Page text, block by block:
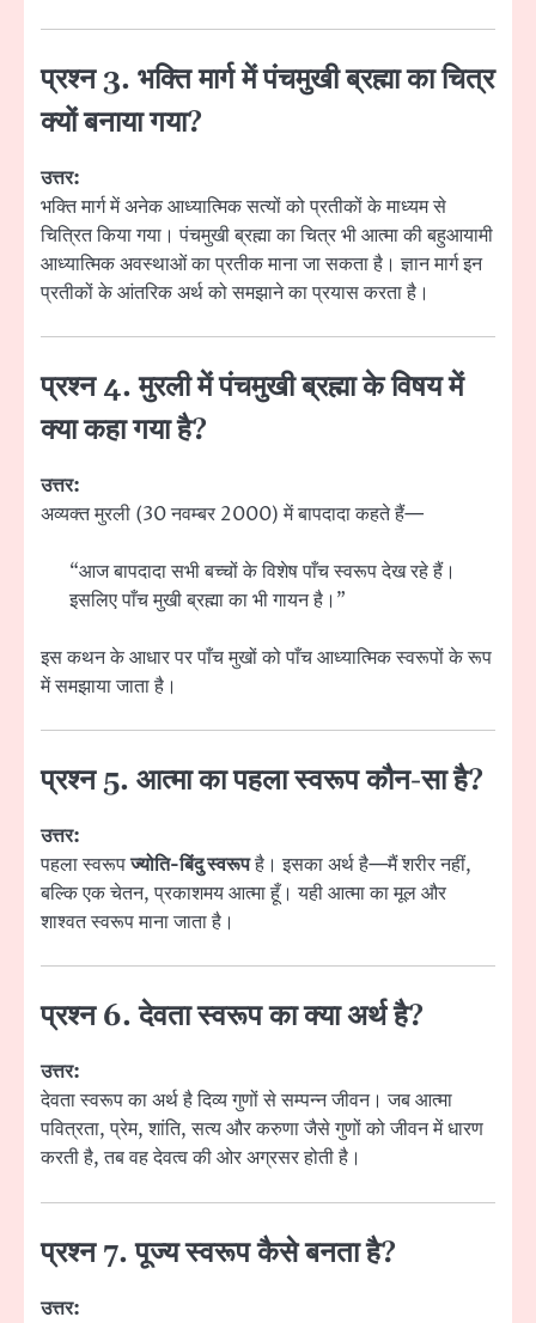
प्रश्न 3. भक्ति मार्ग में पंचमुखी ब्रह्मा का चित्र
क्यों बनाया गया?
उत्तर:
भक्ति मार्ग में अनेक आध्यात्मिक सत्यों को प्रतीकों के माध्यम से
चित्रित किया गया। पंचमुखी ब्रह्मा का चित्र भी आत्मा की बहुआयामी
आध्यात्मिक अवस्थाओं का प्रतीक माना जा सकता है। ज्ञान मार्ग इन
प्रतीकों के आंतरिक अर्थ को समझाने का प्रयास करता है।
प्रश्न 4. मुरली में पंचमुखी ब्रह्मा के विषय में
क्या कहा गया है?
उत्तर:
अव्यक्त मुरली (30 नवम्बर 2000) में बापदादा कहते हैं—
“आज बापदादा सभी बच्चों के विशेष पाँच स्वरूप देख रहे हैं।
इसलिए पाँच मुखी ब्रह्मा का भी गायन है।”
इस कथन के आधार पर पाँच मुखों को पाँच आध्यात्मिक स्वरूपों के रूप
में समझाया जाता है।
प्रश्न 5. आत्मा का पहला स्वरूप कौन-सा है?
उत्तर:
पहला स्वरूपज्योति-बिंदु स्वरूपहै। इसका अर्थ है—मैं शरीर नहीं,
बल्कि एक चेतन, प्रकाशमय आत्मा हूँ। यही आत्मा का मूल और
शाश्वत स्वरूप माना जाता है।
प्रश्न 6. देवता स्वरूप का क्या अर्थ है?
उत्तर:
देवता स्वरूप का अर्थ है दिव्य गुणों से सम्पन्न जीवन। जब आत्मा
पवित्रता, प्रेम, शांति, सत्य और करुणा जैसे गुणों को जीवन में धारण
करती है, तब वह देवत्व की ओर अग्रसर होती है।
प्रश्न 7. पूज्य स्वरूप कैसे बनता है?
उत्तर: